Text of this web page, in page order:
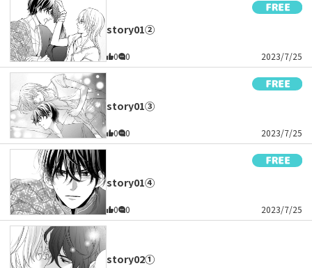
story01②
0 0 2023/7/25
story01③
0 0 2023/7/25
story01④
0 0 2023/7/25
story02①